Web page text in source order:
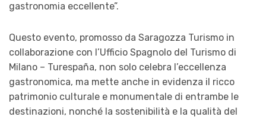
gastronomia eccellente”.
Questo evento, promosso da Saragozza Turismo in
collaborazione con l’Ufficio Spagnolo del Turismo di
Milano – Turespaña, non solo celebra l’eccellenza
gastronomica, ma mette anche in evidenza il ricco
patrimonio culturale e monumentale di entrambe le
destinazioni, nonché la sostenibilità e la qualità del